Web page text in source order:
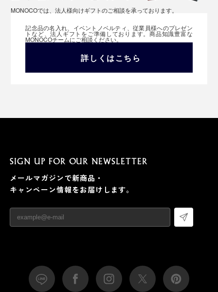
MONOCOでは、法人様向けギフトのご相談を承っております。
記念品の名入れ、イベントノベルティ、従業員様へのプレゼン
トなど、法人ギフトをご準備しております。商品知識豊富な
MONOCOチームにご相談ください。
詳しくはこちら
SIGN UP FOR OUR NEWSLETTER
メールマガジンで新商品・
キャンペーン情報をお届けします。